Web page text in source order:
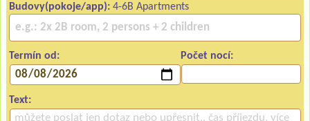
Budovy(pokoje/app): 4-6B Apartments
Termín od: Počet nocí:
Text: